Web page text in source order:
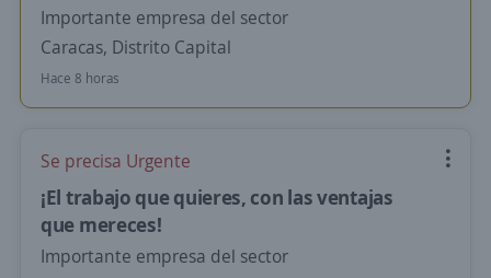
Importante empresa del sector
Caracas, Distrito Capital
Hace 8 horas
Se precisa Urgente
¡El trabajo que quieres, con las ventajas
que mereces!
Importante empresa del sector